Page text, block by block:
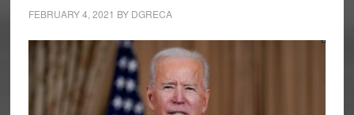
FEBRUARY 4, 2021 BY DGRECA